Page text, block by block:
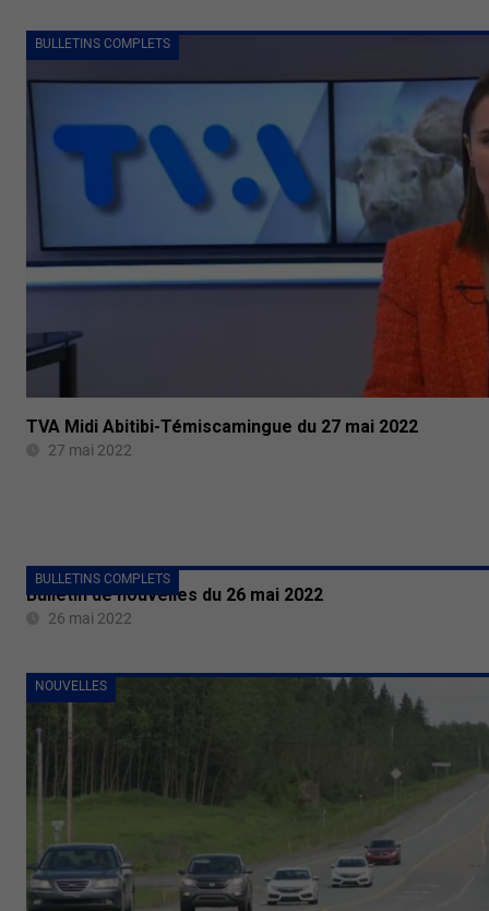
BULLETINS COMPLETS
TVA Midi Abitibi-Témiscamingue du 27 mai 2022
27 mai 2022
BULLETINS COMPLETS
Bulletin de nouvelles du 26 mai 2022
26 mai 2022
NOUVELLES